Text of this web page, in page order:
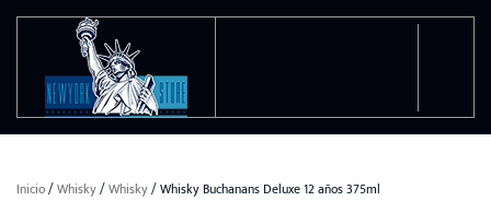
Ir al contenido principal
Inicio/Whisky/Whisky/ Whisky Buchanans Deluxe 12 años 375ml